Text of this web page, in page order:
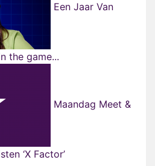
Een Jaar Van
the game...
Maandag Meet &
‘X Factor’